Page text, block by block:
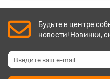
Будьте в центре
новости! Новинки,